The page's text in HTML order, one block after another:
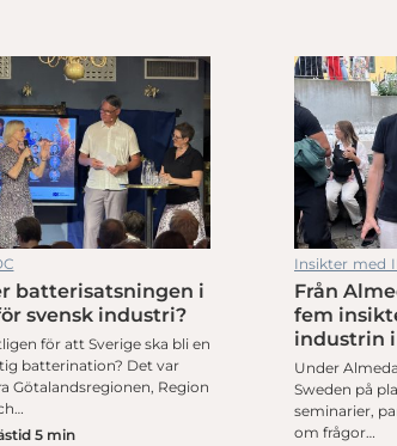
batterisatsningen i
svensk industri?
för att Sverige ska bli en
batterination? Det var
Götalandsregionen, Region
5 min
Insikter med
Från
fem
industrin
Under
Sweden på
seminarier,
om frågor…